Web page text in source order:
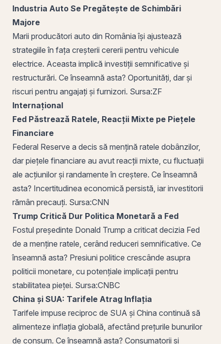
Industria Auto Se Pregătește de Schimbări
Majore
Marii producători auto din România își ajustează
strategiile în fața creșterii cererii pentru vehicule
electrice. Aceasta implică investiții semnificative și
restructurări. Ce înseamnă asta? Oportunități, dar și
riscuri pentru angajați și furnizori. Sursa:ZF
Internațional
Fed Păstrează Ratele, Reacții Mixte pe Piețele
Financiare
Federal Reserve a decis să mențină ratele dobânzilor,
dar piețele financiare au avut reacții mixte, cu fluctuații
ale acțiunilor și randamente în creștere. Ce înseamnă
asta? Incertitudinea economică persistă, iar investitorii
rămân precauți. Sursa:CNN
Trump Critică Dur Politica Monetară a Fed
Fostul președinte Donald Trump a criticat decizia Fed
de a menține ratele, cerând reduceri semnificative. Ce
înseamnă asta? Presiuni politice crescânde asupra
politicii monetare, cu potențiale implicații pentru
stabilitatea pieței. Sursa:CNBC
China și SUA: Tarifele Atrag Inflația
Tarifele impuse reciproc de SUA și China continuă să
alimenteze inflația globală, afectând prețurile bunurilor
de consum. Ce înseamnă asta? Consumatorii și